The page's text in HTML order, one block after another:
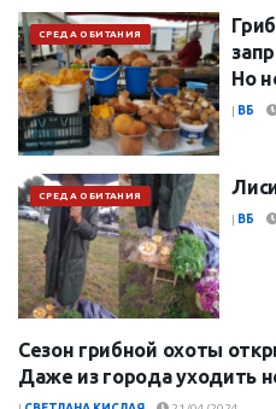
СРЕДА ОБИТАНИЯ
Но
| ВБ
СРЕДА ОБИТАНИЯ
| ВБ
ЛЮДИ
Сезон грибной охоты
Даже из города уходить